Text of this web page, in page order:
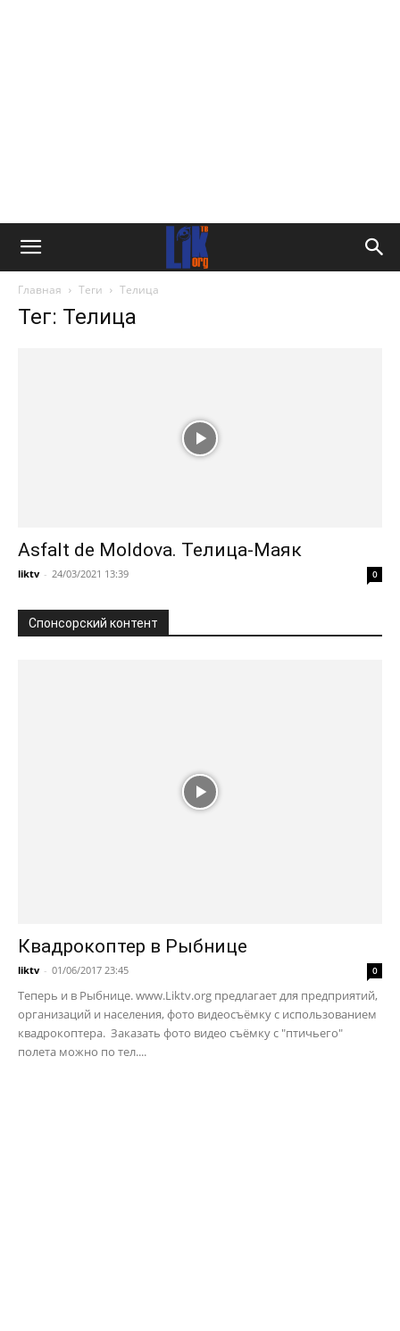
Главная Теги Телица
Тег: Телица
Asfalt de Moldova. Телица-Маяк
liktv - 24/03/2021 13:39 0
Спонсорский контент
Квадрокоптер в Рыбнице
liktv - 01/06/2017 23:45 0
Теперь и в Рыбнице. www.Liktv.org предлагает для предприятий,
организаций и населения, фото видеосъёмку с использованием
квадрокоптера. Заказать фото видео съёмку с "птичьего"
полета можно по тел....